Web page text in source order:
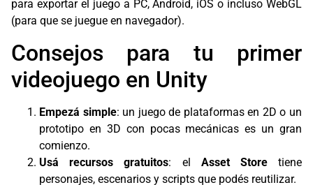
para exportar el juego a PC, Android, iOS o incluso WebGL
(para que se juegue en navegador).
Consejos para tu primer
videojuego en Unity
Empezá simple: un juego de plataformas en 2D o un
prototipo en 3D con pocas mecánicas es un gran
comienzo.
Usá recursos gratuitos: el Asset Storetiene
personajes, escenarios y scripts que podés reutilizar.